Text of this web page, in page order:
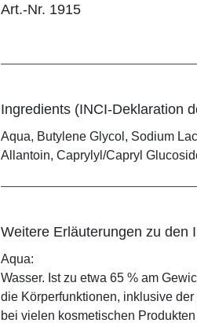
Art.-Nr. 1915
Ingredients (INCI-Deklaration
Aqua, Butylene Glycol, Sodium
Allantoin, Caprylyl/Capryl
Weitere Erläuterungen zu den
Aqua:
Wasser. Ist zu etwa 65 % am
die Körperfunktionen, inklusive
bei vielen kosmetischen